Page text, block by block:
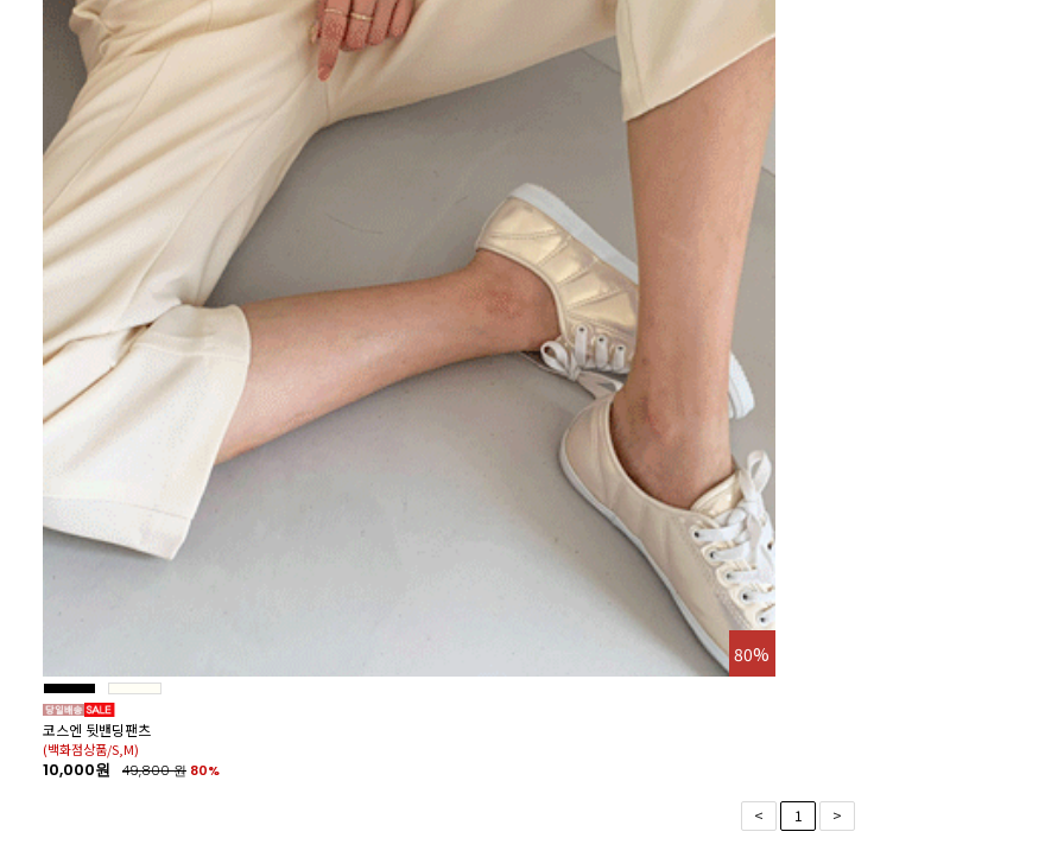
80%
코스엔 뒷밴딩팬츠
(백화점상품/S,M)
10,000원 49,800원 80%
< 1 >